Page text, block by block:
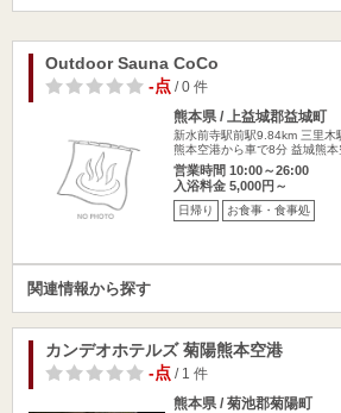
Outdoor Sauna CoCo
-点/ 0 件
熊本県 / 上益城郡益城町
新水前寺駅前駅9.84km 三里木
熊本空港から車で8分 益城熊
営業時間 10:00～26:00
入浴料金 5,000円～
日帰り お食事・食事処
関連情報から探す
カンデオホテルズ 菊陽熊本空港
-点/ 1 件
熊本県 / 菊池郡菊陽町